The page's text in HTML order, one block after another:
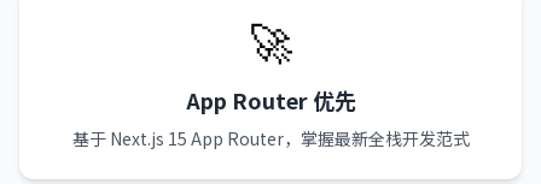
🚀
App Router 优先
基于 Next.js 15 App Router，掌握最新全栈开发范式